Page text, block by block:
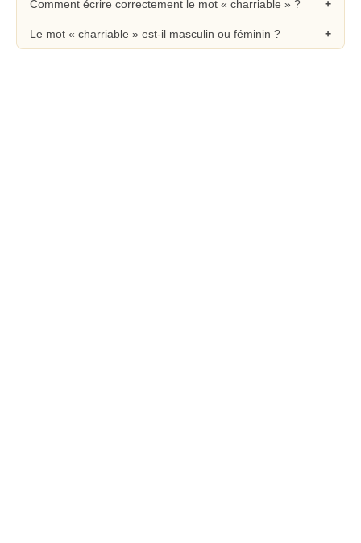
Comment écrire correctement le mot « charriable » ?
Le mot « charriable » est-il masculin ou féminin ?